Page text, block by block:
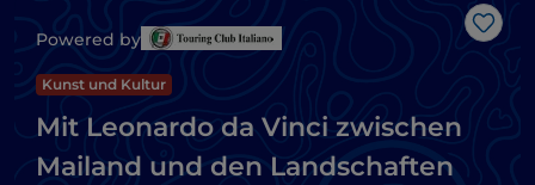
Like
Powered by
Kunst und Kultur
Mit Leonardo da Vinci zwischen
Mailand und den Landschaften